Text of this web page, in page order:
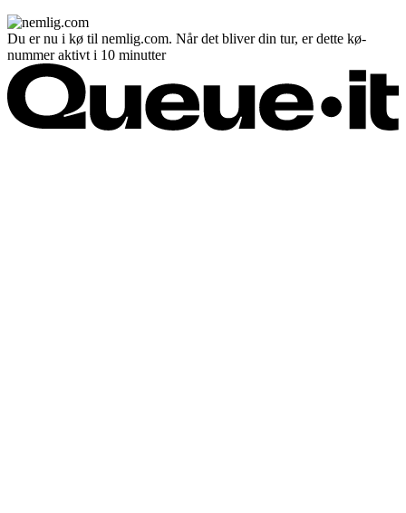
Du er nu i kø til nemlig.com. Når det bliver din tur, er dette kø-
nummer aktivt i 10 minutter